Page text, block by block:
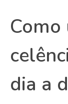
Como
dia a